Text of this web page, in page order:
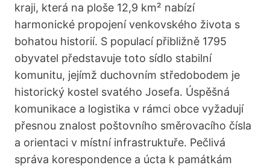
kraji, která na ploše 12,9 km² nabízí
harmonické propojení venkovského života s
bohatou historií. S populací přibližně 1795
obyvatel představuje toto sídlo stabilní
komunitu, jejímž duchovním středobodem je
historický kostel svatého Josefa. Úspěšná
komunikace a logistika v rámci obce vyžadují
přesnou znalost poštovního směrovacího čísla
a orientaci v místní infrastruktuře. Pečlivá
správa korespondence a úcta k památkám